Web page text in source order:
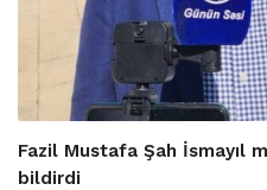
Fazil Mustafa Şah İsmayıl
bildirdi